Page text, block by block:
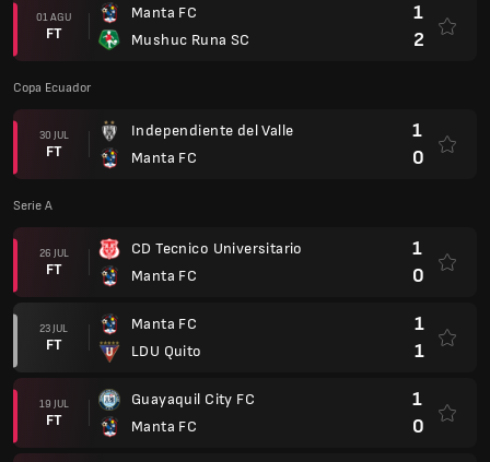
01 AGU
FT
Manta FC
Mushuc Runa SC
1
2
Copa Ecuador
30 JUL
FT
Independiente del Valle
Manta FC
1
0
Serie A
26 JUL
FT
CD Tecnico Universitario
Manta FC
1
0
23 JUL
FT
Manta FC
LDU Quito
1
1
19 JUL
FT
Guayaquil City FC
Manta FC
1
0